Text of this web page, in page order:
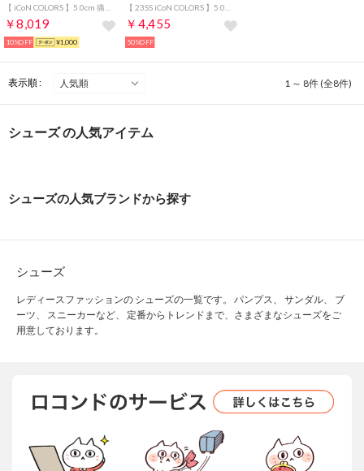
￥8,019
10%OFF ¥1,000
￥4,455
50%OFF
表示順 : 1 ～ 8件 (全8件)
シューズ の人気アイテム
シューズの人気ブランドから探す
シューズ
レディースファッションの シューズの一覧です。 パンプス、 サンダル、 ブ
ーツ、 スニーカーなど、 定番からトレンドまで、さまざまなシューズをご
用意しております。